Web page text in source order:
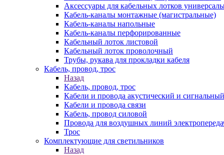
Аксессуары для кабельных лотков
Кабель-каналы монтажные (магистральные)
Кабель-каналы напольные
Кабель-каналы перфорированные
Кабельный лоток листовой
Кабельный лоток проволочный
Трубы, рукава для прокладки кабеля
Кабель, провод, трос
Назад
Кабель, провод, трос
Кабели и провода акустический и сигнальный
Кабели и провода связи
Кабель, провод силовой
Провода для воздушных линий
Трос
Комплектующие для светильников
Назад